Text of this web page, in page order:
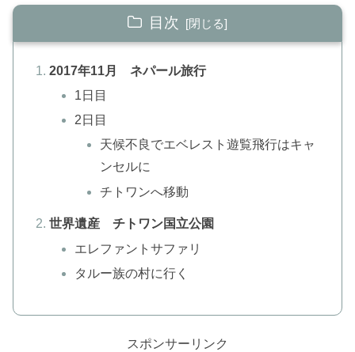
目次
2017年11月 ネパール旅行
1日目
2日目
天候不良でエベレスト遊覧飛行はキャ
ンセルに
チトワンへ移動
世界遺産 チトワン国立公園
エレファントサファリ
タルー族の村に行く
スポンサーリンク